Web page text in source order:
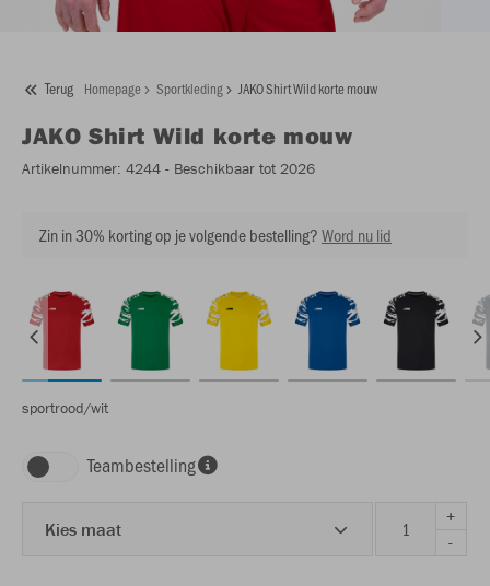
Terug Homepage Sportkleding JAKO Shirt Wild korte mouw
JAKO Shirt Wild korte mouw
Artikelnummer: 4244 - Beschikbaar tot 2026
Zin in 30% korting op je volgende bestelling?Word nu lid
sportrood/wit
Teambestelling
Kies maat
+
-